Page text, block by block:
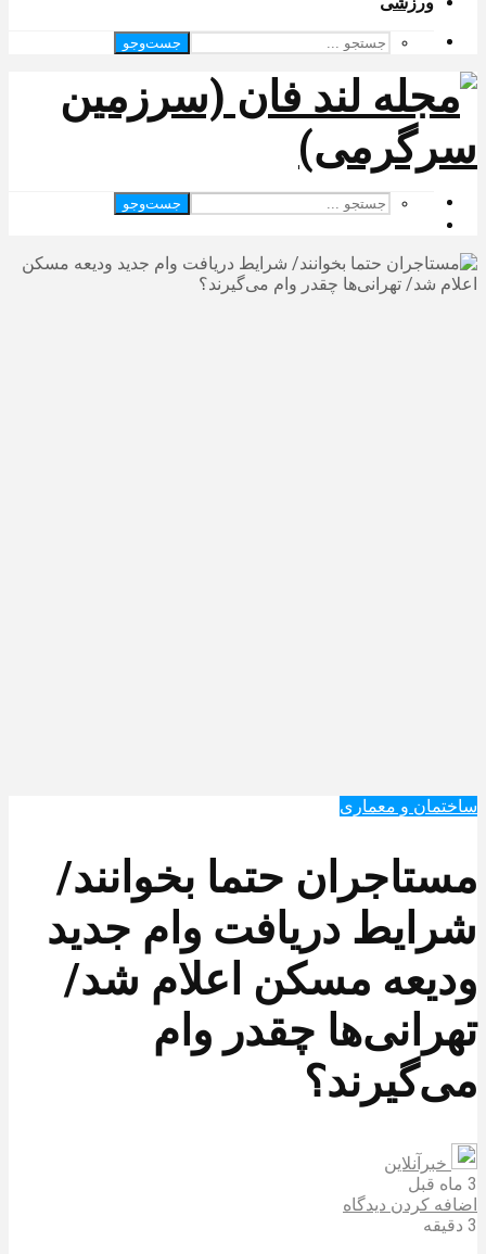
جست‌وجو
جست‌وجو
ساختمان و معماری
مستاجران حتما بخوانند/
شرایط دریافت وام جدید
ودیعه مسکن اعلام شد/
تهرانی‌ها چقدر وام
می‌گیرند؟
خبرآنلاین
3 ماه قبل
اضافه کردن دیدگاه
3 دقیقه